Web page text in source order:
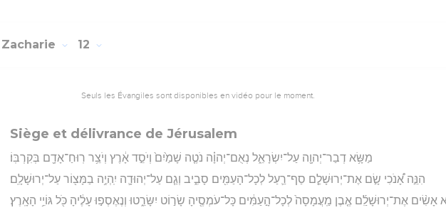
Zacharie 12
Seuls les Évangiles sont disponibles en vidéo pour le moment.
Siège et délivrance de Jérusalem
מַשָּׂ֥א דְבַר־יְהוָ֖ה עַל־יִשְׂרָאֵ֑ל נְאֻם־יְהוָ֗ה נֹטֶ֤ה שָׁמַ֙יִם֙ וְיֹסֵ֣ד אָ֔רֶץ וְיֹצֵ֥ר רֽוּחַ־אָדָ֖ם בְּקִרְבּֽוֹ׃
הִנֵּ֣ה אָ֠נֹכִי שָׂ֣ם אֶת־יְרוּשָׁלִַ֧ם סַף־רַ֛עַל לְכָל־הָעַמִּ֖ים סָבִ֑יב וְגַ֧ם עַל־יְהוּדָ֛ה יִֽהְיֶ֥ה בַמָּצ֖וֹר עַל־יְרוּשָׁלִָֽם׃
אָשִׂ֨ים אֶת־יְרוּשָׁלִַ֜ם אֶ֤בֶן מַֽעֲמָסָה֙ לְכָל־הָ֣עַמִּ֔ים כָּל־עֹמְסֶ֖יהָ שָׂר֣וֹט יִשָּׂרֵ֑טוּ וְנֶאֶסְפ֣וּ עָלֶ֔יהָ כֹּ֖ל גּוֹיֵ֥י הָאָֽרֶץ׃